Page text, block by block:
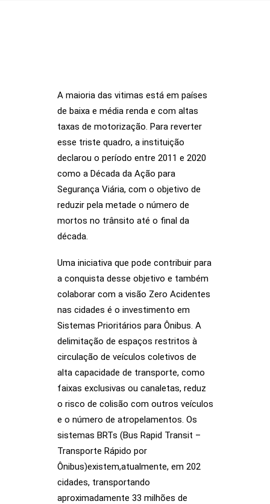
SOBRE NÓS
VISÃO ZERO
NOSSA HISTÓRIA
BIBLIOTECA
CONTATO
SEARCH
A maioria das vitimas está em países
de baixa e média renda e com altas
taxas de motorização. Para reverter
esse triste quadro, a instituição
declarou o período entre 2011 e 2020
como a Década da Ação para
Segurança Viária, com o objetivo de
reduzir pela metade o número de
mortos no trânsito até o final da
década.
Uma iniciativa que pode contribuir para
a conquista desse objetivo e também
colaborar com a visão Zero Acidentes
nas cidades é o investimento em
Sistemas Prioritários para Ônibus. A
delimitação de espaços restritos à
circulação de veículos coletivos de
alta capacidade de transporte, como
faixas exclusivas ou canaletas, reduz
o risco de colisão com outros veículos
e o número de atropelamentos. Os
sistemas BRTs (Bus Rapid Transit –
Transporte Rápido por
Ônibus)existem,atualmente, em 202
cidades, transportando
aproximadamente 33 milhões de